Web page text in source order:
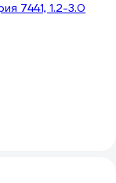
7441, 1.2-3.0